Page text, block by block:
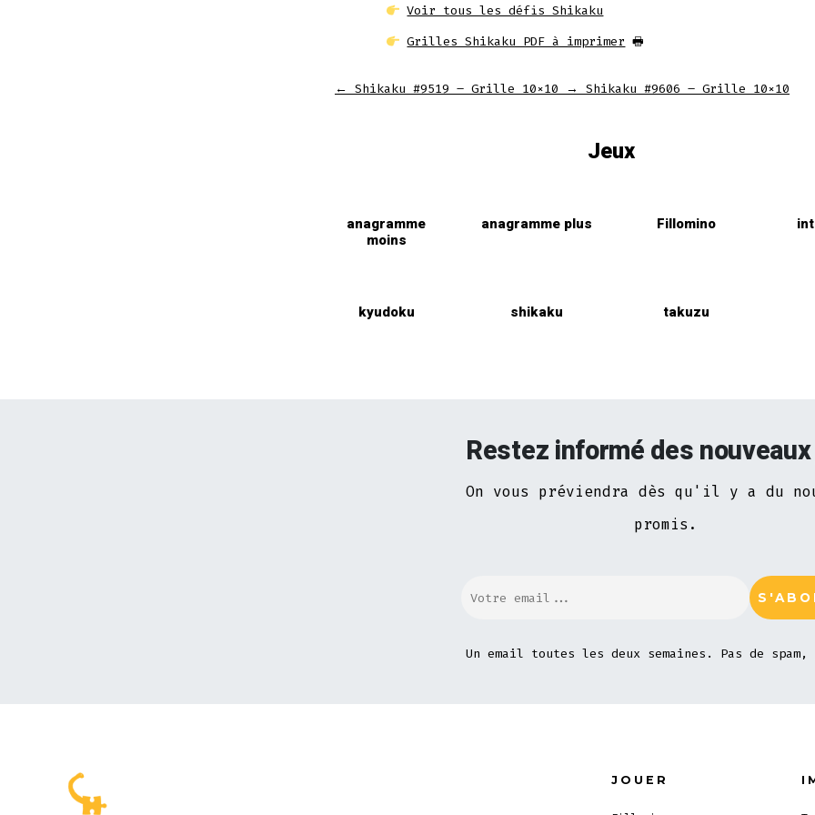
Voir tous les défis Shikaku
Grilles Shikaku PDF à imprimer 🖶
← Shikaku #9519 – Grille 10×10 → Shikaku #9606 – Grille 10×10
Jeux
anagramme
moins
anagramme plus Fillomino
kyudoku shikaku takuzu
Restez informé des
On vous préviendra dès qu'il y a du
promis.
Un email toutes les deux semaines. Pas de spam,
JOUER